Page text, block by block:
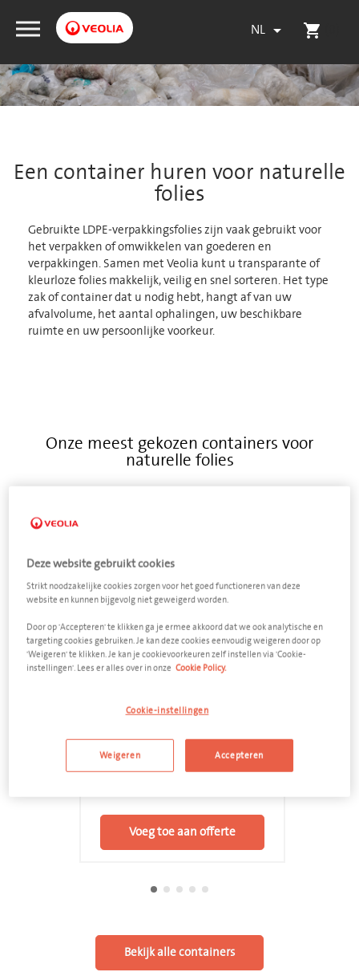
shopping_cart
NL 
Een container huren voor naturelle
folies
Gebruikte LDPE-verpakkingsfolies zijn vaak gebruikt voor
het verpakken of omwikkelen van goederen en
verpakkingen. Samen met Veolia kunt u transparante of
kleurloze folies makkelijk, veilig en snel sorteren. Het type
zak of container dat u nodig hebt, hangt af van uw
afvalvolume, het aantal ophalingen, uw beschikbare
ruimte en uw persoonlijke voorkeur.
Onze meest gekozen containers voor
naturelle folies
Naturelle folies
Voeg toe aan offerte
Bekijk alle containers
Deze website gebruikt cookies
Strikt noodzakelijke cookies zorgen voor het goed functioneren van deze
website en kunnen bijgevolg niet geweigerd worden.
Door op 'Accepteren' te klikken ga je ermee akkoord dat we ook analytische en
targeting cookies gebruiken. Je kan deze cookies eenvoudig weigeren door op
'Weigeren' te klikken. Je kan je cookievoorkeuren zelf instellen via 'Cookie-
instellingen'. Lees er alles over in onze Cookie Policy.
Cookie-instellingen
Weigeren Accepteren